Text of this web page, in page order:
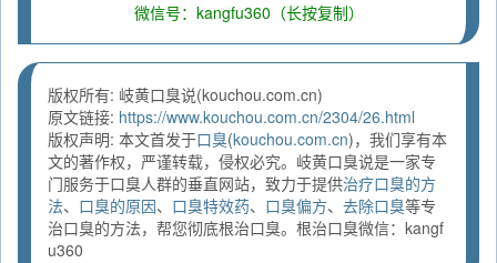
微信号：kangfu360（长按复制）
版权所有: 岐黄口臭说(kouchou.com.cn)
原文链接: https://www.kouchou.com.cn/2304/26.html
版权声明: 本文首发于口臭(kouchou.com.cn)，我们享有本
文的著作权，严谨转载，侵权必究。岐黄口臭说是一家专
门服务于口臭人群的垂直网站，致力于提供治疗口臭的方
法、 口臭的原因、 口臭特效药、 口臭偏方、 去除口臭等专
治口臭的方法，帮您彻底根治口臭。根治口臭微信：kangf
u360